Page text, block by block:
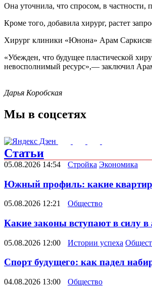
Она уточнила, что спросом, в частности,
Кроме того, добавила хирург, растет
Хирург клиники «Юнона» Арам Саркисян
«Убежден, что будущее пластической
невосполнимый ресурс»,— заключил
Дарья Коробская
Мы в соцсетях
Статьи
05.08.2026 14:54 Стройка Экономика
Южный профиль: какие
05.08.2026 12:21 Общество
Какие законы вступают в силу в
05.08.2026 12:00 Истории успеха
Спорт будущего: как падел
04.08.2026 13:00 Общество